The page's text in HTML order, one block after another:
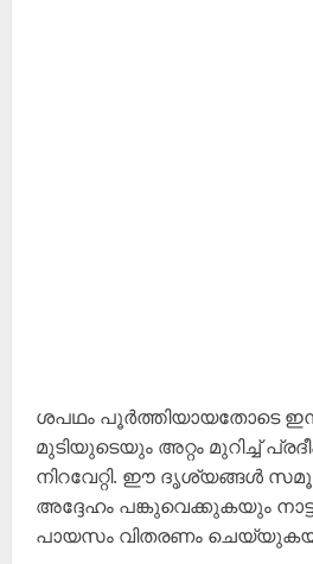
ശപഥം പൂർത്തിയായതോടെ
മുടിയുടെയും അറ്റം മുറിച്ച്
നിറവേറ്റി. ഈ ദൃശ്യങ്ങൾ
അദ്ദേഹം പങ്കുവെക്കുകയും
പായസം വിതരണം